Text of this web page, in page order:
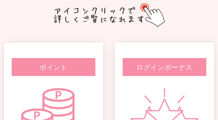
ポイント ログインボーナス